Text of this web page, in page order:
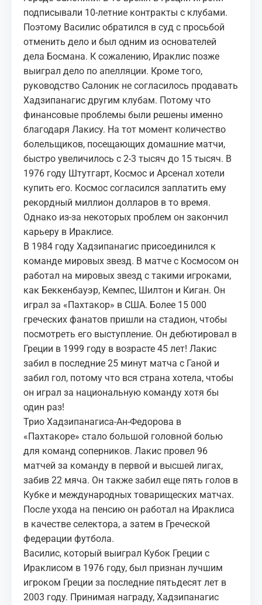
подписывали 10-летние контракты с клубами.
Поэтому Василис обратился в суд с просьбой
отменить дело и был одним из основателей
дела Босмана. К сожалению, Ираклис позже
выиграл дело по апелляции. Кроме того,
руководство Салоник не согласилось продавать
Хадзипанагис другим клубам. Потому что
финансовые проблемы были решены именно
благодаря Лакису. На тот момент количество
болельщиков, посещающих домашние матчи,
быстро увеличилось с 2-3 тысяч до 15 тысяч. В
1976 году Штутгарт, Космос и Арсенал хотели
купить его. Космос согласился заплатить ему
рекордный миллион долларов в то время.
Однако из-за некоторых проблем он закончил
карьеру в Ираклисе.
В 1984 году Хадзипанагис присоединился к
команде мировых звезд. В матче с Космосом он
работал на мировых звезд с такими игроками,
как Беккенбауэр, Кемпес, Шилтон и Киган. Он
играл за «Пахтакор» в США. Более 15 000
греческих фанатов пришли на стадион, чтобы
посмотреть его выступление. Он дебютировал в
Греции в 1999 году в возрасте 45 лет! Лакис
забил в последние 25 минут матча с Ганой и
забил гол, потому что вся страна хотела, чтобы
он играл за национальную команду хотя бы
один раз!
Трио Хадзипанагиса-Ан-Федорова в
«Пахтакоре» стало большой головной болью
для команд соперников. Лакис провел 96
матчей за команду в первой и высшей лигах,
забив 22 мяча. Он также забил еще пять голов в
Кубке и международных товарищеских матчах.
После ухода на пенсию он работал на Ираклиса
в качестве селектора, а затем в Греческой
федерации футбола.
Василис, который выиграл Кубок Греции с
Ираклисом в 1976 году, был признан лучшим
игроком Греции за последние пятьдесят лет в
2003 году. Принимая награду, Хадзипанагис